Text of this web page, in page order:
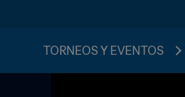
TORNEOS Y EVENTOS